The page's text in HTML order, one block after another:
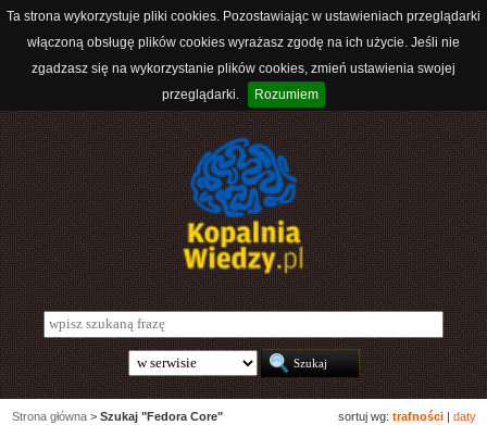
Ta strona wykorzystuje pliki cookies. Pozostawiając w ustawieniach przeglądarki
włączoną obsługę plików cookies wyrażasz zgodę na ich użycie. Jeśli nie
zgadzasz się na wykorzystanie plików cookies, zmień ustawienia swojej
przeglądarki.
Rozumiem
sortuj wg: trafności daty
Strona główna > Szukaj "Fedora Core"